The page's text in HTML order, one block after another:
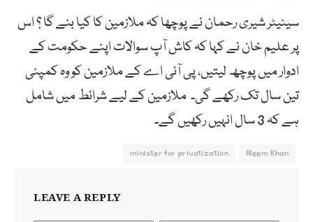
سینیٹر شیری رحمان نے پوچھا کہ ملازمین کا کیا بنے گا ؟ اس
پر علیم خان نے کہا کہ کاش آپ سوالات اپنے حکومت کے
ادوار میں پوچھ لیتیں، پی آئی اے کے ملازمین کو وہ کمپنی
تین سال تک رکھے گی۔ ملازمین کے لیے شرائط میں شامل
ہے کہ 3 سال انہیں رکھیں گے۔
Aleem Khan
minister for privatization
LEAVE A REPLY